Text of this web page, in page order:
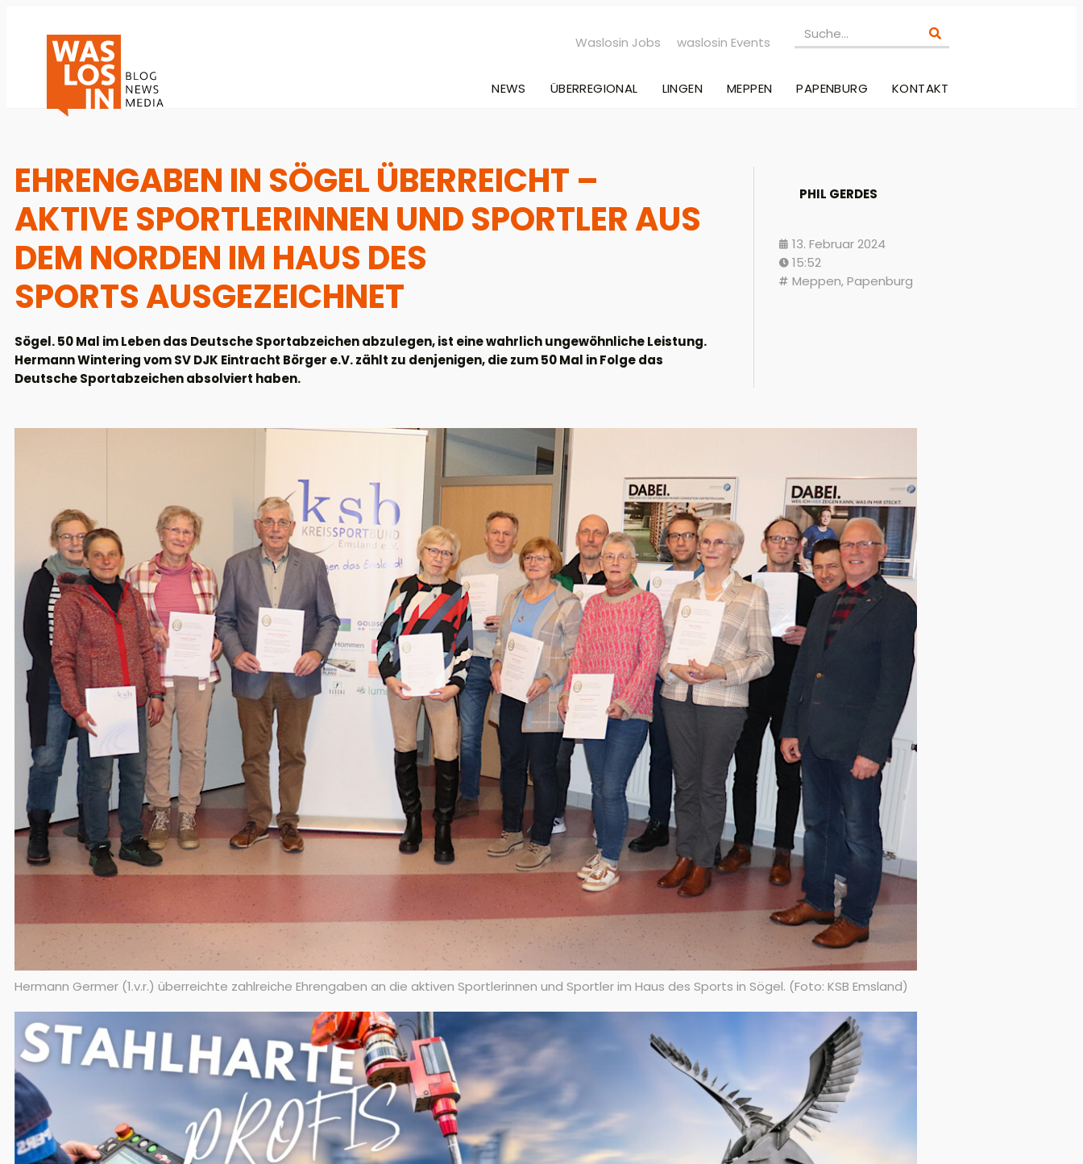
Waslosin Jobs waslosin Events
NEWS ÜBERREGIONAL LINGEN MEPPEN PAPENBURG KONTAKT
EHRENGABEN IN SÖGEL ÜBERREICHT –
AKTIVE SPORTLERINNEN UND SPORTLER AUS
DEM NORDEN IM HAUS DES
SPORTS AUSGEZEICHNET
Sögel. 50 Mal im Leben das Deutsche Sportabzeichen abzulegen, ist eine wahrlich ungewöhnliche Leistung.
Hermann Wintering vom SV DJK Eintracht Börger e.V. zählt zu denjenigen, die zum 50 Mal in Folge das
Deutsche Sportabzeichen absolviert haben.
PHIL GERDES
13. Februar 2024
15:52
Meppen,Papenburg
Hermann Germer (1.v.r.) überreichte zahlreiche Ehrengaben an die aktiven Sportlerinnen und Sportler im Haus des Sports in Sögel. (Foto: KSB Emsland)